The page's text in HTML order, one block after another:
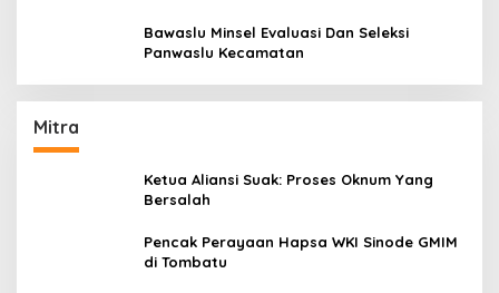
Bawaslu Minsel Evaluasi Dan Seleksi
Panwaslu Kecamatan
Mitra
Ketua Aliansi Suak: Proses Oknum Yang
Bersalah
Pencak Perayaan Hapsa WKI Sinode GMIM
di Tombatu